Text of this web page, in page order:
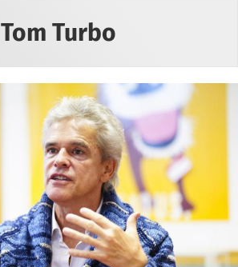
Tom Turbo